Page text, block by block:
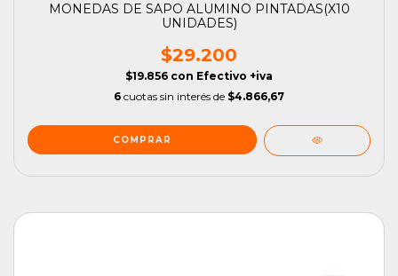
MONEDAS DE SAPO ALUMINO PINTADAS(X10
UNIDADES)
$29.200
$19.856 con Efectivo +iva
6 cuotas sin interés de $4.866,67